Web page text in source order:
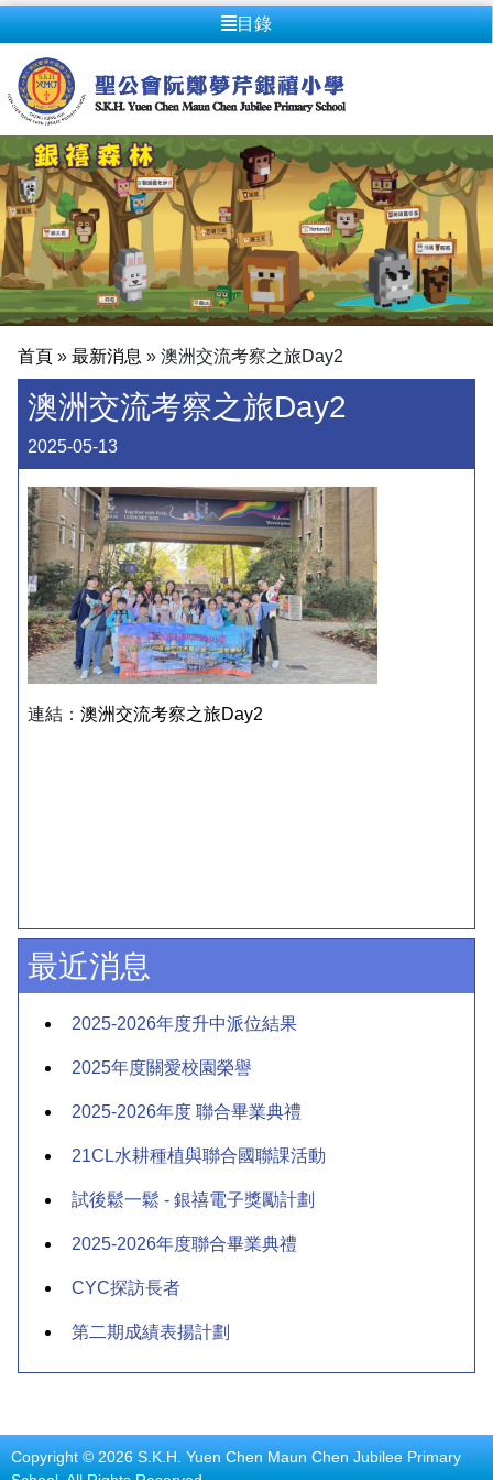
目錄
首頁 » 最新消息 » 澳洲交流考察之旅Day2
澳洲交流考察之旅Day2
2025-05-13
連結： 澳洲交流考察之旅Day2
最近消息
2025-2026年度升中派位結果
2025年度關愛校園榮譽
2025-2026年度 聯合畢業典禮
21CL水耕種植與聯合國聯課活動
試後鬆一鬆 - 銀禧電子獎勵計劃
2025-2026年度聯合畢業典禮
CYC探訪長者
第二期成績表揚計劃
Copyright © 2026 S.K.H. Yuen Chen Maun Chen Jubilee Primary